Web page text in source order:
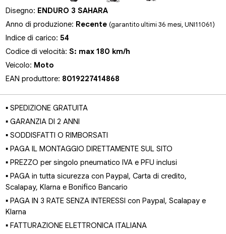
Disegno: ENDURO 3 SAHARA
Anno di produzione: Recente(garantito ultimi 36 mesi, UNI11061)
Indice di carico:54
Codice di velocità:S: max 180 km/h
Veicolo: Moto
EAN produttore: 8019227414868
▪ SPEDIZIONE GRATUITA
▪ GARANZIA DI 2 ANNI
▪ SODDISFATTI O RIMBORSATI
▪ PAGA IL MONTAGGIO DIRETTAMENTE SUL SITO
▪ PREZZO per singolo pneumatico IVA e PFU inclusi
▪ PAGA in tutta sicurezza con Paypal, Carta di credito,
Scalapay, Klarna e Bonifico Bancario
▪ PAGA IN 3 RATE SENZA INTERESSI con Paypal, Scalapay e
Klarna
▪ FATTURAZIONE ELETTRONICA ITALIANA